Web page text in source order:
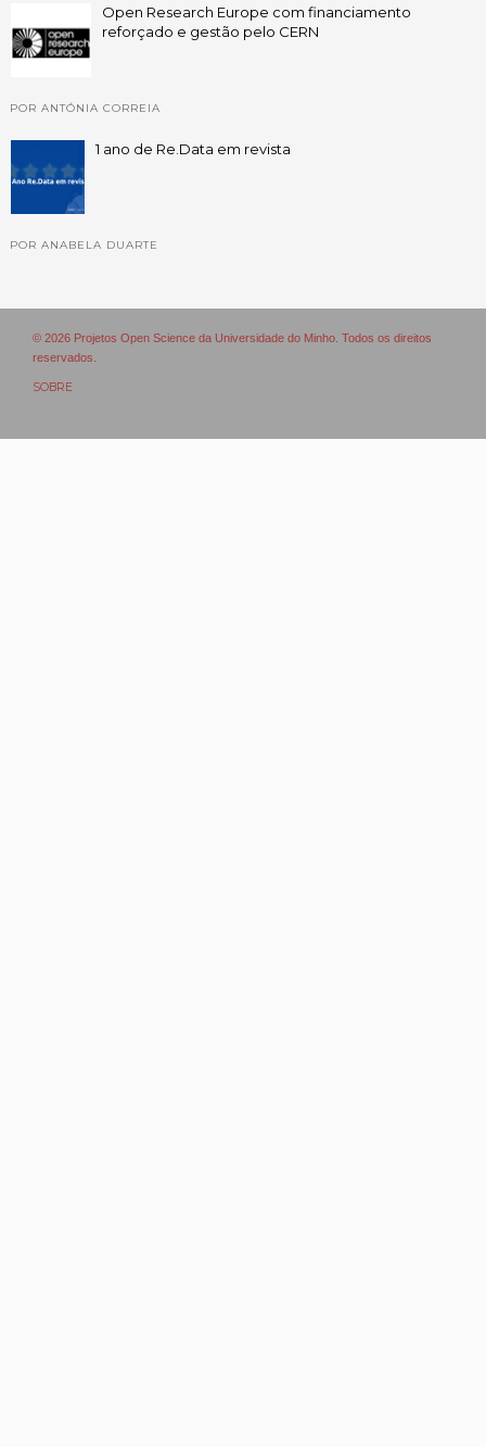
Open Research Europe com financiamento
reforçado e gestão pelo CERN
POR ANTÓNIA CORREIA
1 ano de Re.Data em revista
POR ANABELA DUARTE
© 2026 Projetos Open Science da Universidade do Minho. Todos os direitos
reservados.
SOBRE